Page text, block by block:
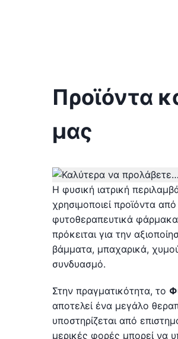
Προϊόντα
μας
Η φυσική ιατρική
χρησιμοποιεί προϊόντα
φυτοθεραπευτικά φάρμακα
πρόκειται για την
βάμματα, μπαχαρικά,
συνδυασμό.
Στην πραγματικότητα, το
αποτελεί ένα μεγάλο
υποστηρίζεται από
μερικές φορές μπορεί να